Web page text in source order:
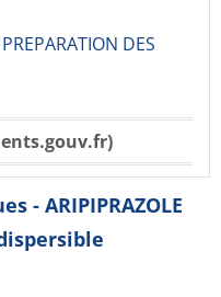
DES
- ARIPIPRAZOLE